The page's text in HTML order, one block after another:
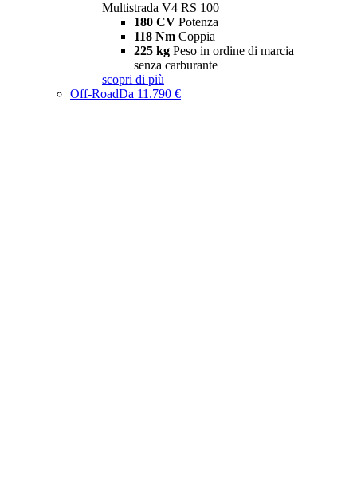
Multistrada V4 RS 100
180 CV Potenza
118 Nm Coppia
225 kg Peso in ordine di marcia
senza carburante
scopri di più
Off-RoadDa 11.790 €